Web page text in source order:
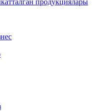
продукциялары